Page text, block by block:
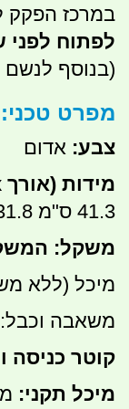
במרכז הפקק
לפתוח לפני
(בנוסף לנשם
מפרט טכני:
צבע: אדום
מידות (אורך x רוחב x עומק):
41.3 ס"מ x 31.8 ס"מ
משקל:
מיכל (ללא
משאבה וכבל: 492 גרם
קוטר כניסה
מיכל תקני: